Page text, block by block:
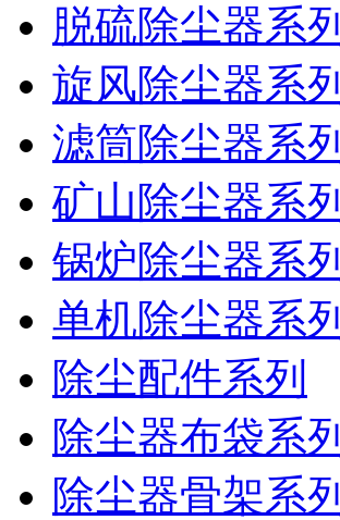
脱硫除尘器系列
旋风除尘器系列
滤筒除尘器系列
矿山除尘器系列
锅炉除尘器系列
单机除尘器系列
除尘配件系列
除尘器布袋系列
除尘器骨架系列